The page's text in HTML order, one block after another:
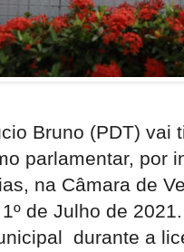
Bruno (PDT) vai
parlamentar, por
na Câmara de
de Julho de
durante a